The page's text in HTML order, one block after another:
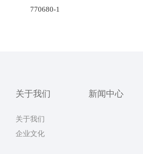
770680-1
关于我们
关于我们
企业文化
新闻中心